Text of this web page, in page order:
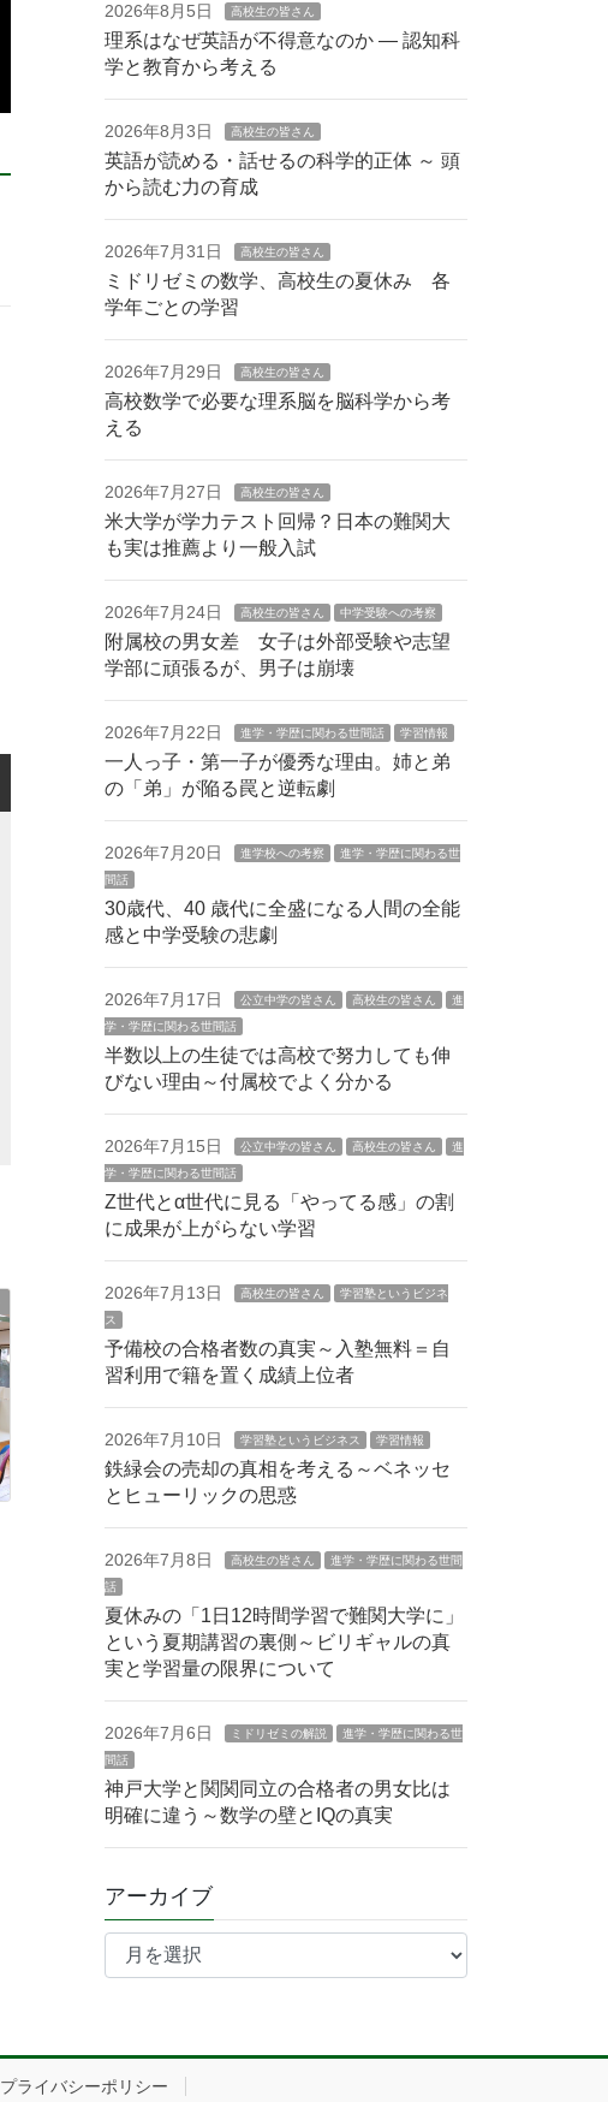
2026年8月5日 高校生の皆さん
理系はなぜ英語が不得意なのか — 認知科
学と教育から考える
2026年8月3日 高校生の皆さん
英語が読める・話せるの科学的正体 ～ 頭
から読む力の育成
2026年7月31日 高校生の皆さん
ミドリゼミの数学、高校生の夏休み 各
学年ごとの学習
2026年7月29日 高校生の皆さん
高校数学で必要な理系脳を脳科学から考
える
2026年7月27日 高校生の皆さん
米大学が学力テスト回帰？日本の難関大
も実は推薦より一般入試
2026年7月24日 高校生の皆さん 中学受験への考察
附属校の男女差 女子は外部受験や志望
学部に頑張るが、男子は崩壊
2026年7月22日 進学・学歴に関わる世間話 学習情報
一人っ子・第一子が優秀な理由。姉と弟
の「弟」が陥る罠と逆転劇
2026年7月20日 進学校への考察
進学・学歴に関わる世
間話
30歳代、40 歳代に全盛になる人間の全能
感と中学受験の悲劇
2026年7月17日 公立中学の皆さん 高校生の皆さん
進
学・学歴に関わる世間話
半数以上の生徒では高校で努力しても伸
びない理由～付属校でよく分かる
2026年7月15日 公立中学の皆さん 高校生の皆さん
進
学・学歴に関わる世間話
Z世代とα世代に見る「やってる感」の割
に成果が上がらない学習
2026年7月13日 高校生の皆さん
学習塾というビジネ
ス
予備校の合格者数の真実～入塾無料＝自
習利用で籍を置く成績上位者
2026年7月10日 学習塾というビジネス 学習情報
鉄緑会の売却の真相を考える～ベネッセ
とヒューリックの思惑
2026年7月8日 高校生の皆さん
進学・学歴に関わる世間
話
夏休みの「1日12時間学習で難関大学に」
という夏期講習の裏側～ビリギャルの真
実と学習量の限界について
2026年7月6日 ミドリゼミの解説
進学・学歴に関わる世
間話
神戸大学と関関同立の合格者の男女比は
明確に違う～数学の壁とIQの真実
アーカイブ
ア
プライバシーポリシー